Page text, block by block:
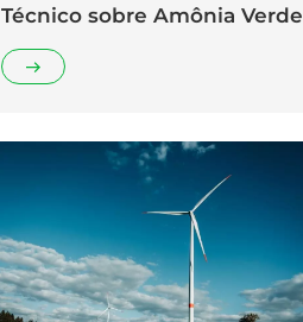
Técnico sobre Amônia Verde